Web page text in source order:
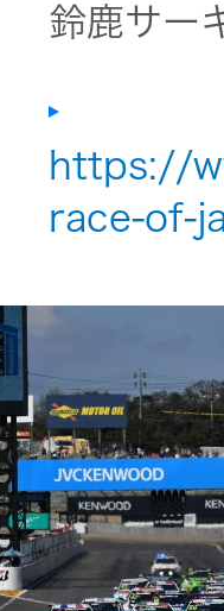
鈴鹿サー
https://
race-of-